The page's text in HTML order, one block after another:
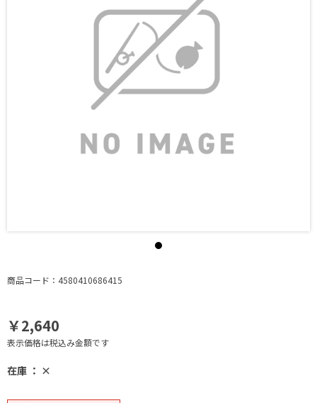
商品コード：4580410686415
￥2,640
表示価格は税込み金額です
在庫 ： ×